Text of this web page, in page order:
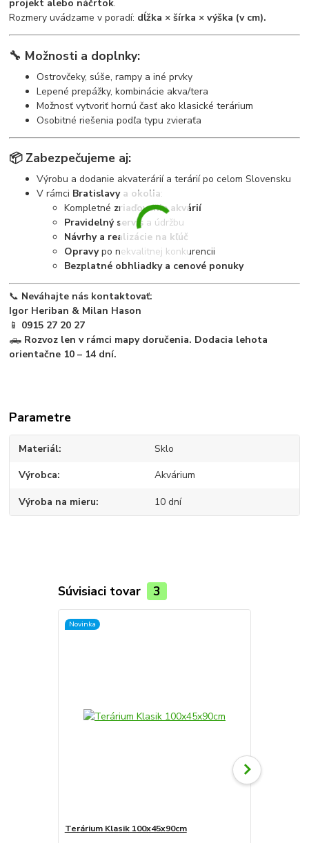
projekt alebo náčrtok.
Rozmery uvádzame v poradí: dĺžka × šírka × výška (v cm).
🔧 Možnosti a doplnky:
Ostrovčeky, súše, rampy a iné prvky
Lepené prepážky, kombinácie akva/tera
Možnosť vytvoriť hornú časť ako klasické terárium
Osobitné riešenia podľa typu zvieraťa
📦 Zabezpečujeme aj:
Výrobu a dodanie akvaterárií a terárií po celom Slovensku
V rámci Bratislavy a okolia:
Kompletné zriaďovanie akvárií
Pravidelný servis a údržbu
Návrhy a realizácie na kľúč
Opravypo nekvalitnej konkurencii
Bezplatné obhliadky a cenové ponuky
📞 Neváhajte nás kontaktovať:
Igor Heriban & Milan Hason
📱 0915 27 20 27
🛻 Rozvoz len v rámci mapy doručenia. Dodacia lehota
orientačne 10 – 14 dní.
Parametre
Materiál Sklo
Výrobca Akvárium
Výroba na mieru 10 dní
Súvisiaci tovar 3
Novinka
Terárium Klasik 100x45x90cm